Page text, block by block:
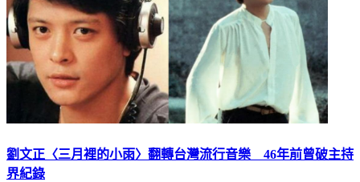
劉文正〈三月裡的小雨〉翻轉台灣流行音樂 46年前曾破主持